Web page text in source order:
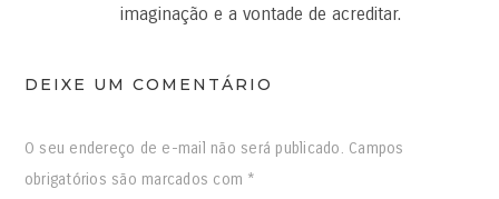
imaginação e a vontade de acreditar.
DEIXE UM COMENTÁRIO
O seu endereço de e-mail não será publicado. Campos
obrigatórios são marcados com *